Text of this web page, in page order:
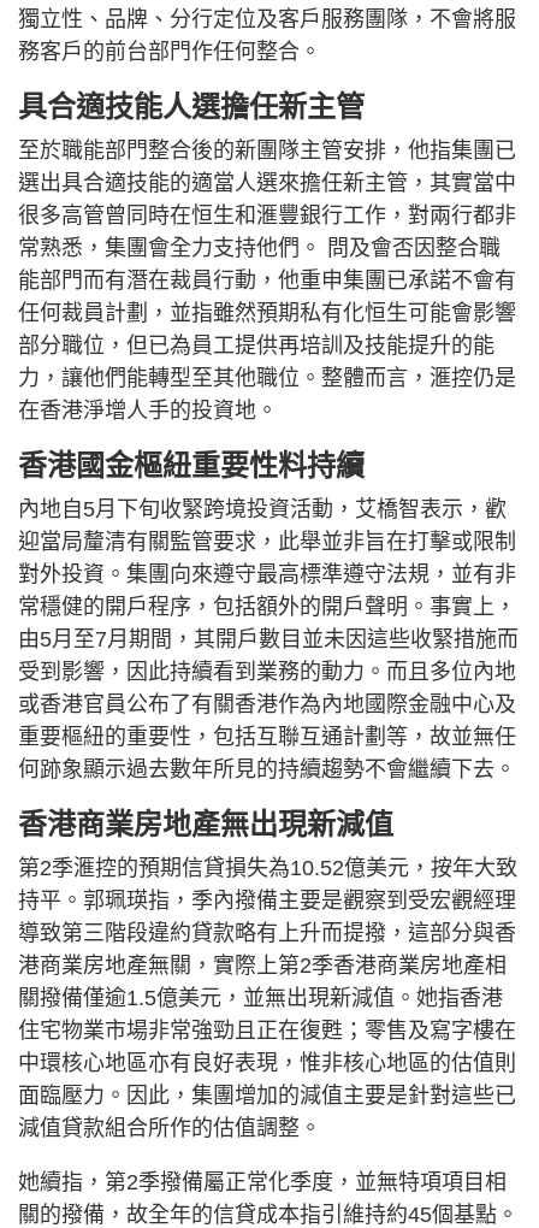
獨立性、品牌、分行定位及客戶服務團隊，不會將服
務客戶的前台部門作任何整合。
具合適技能人選擔任新主管
至於職能部門整合後的新團隊主管安排，他指集團已
選出具合適技能的適當人選來擔任新主管，其實當中
很多高管曾同時在恒生和滙豐銀行工作，對兩行都非
常熟悉，集團會全力支持他們。 問及會否因整合職
能部門而有潛在裁員行動，他重申集團已承諾不會有
任何裁員計劃，並指雖然預期私有化恒生可能會影響
部分職位，但已為員工提供再培訓及技能提升的能
力，讓他們能轉型至其他職位。整體而言，滙控仍是
在香港淨增人手的投資地。
香港國金樞紐重要性料持續
內地自5月下旬收緊跨境投資活動，艾橋智表示，歡
迎當局釐清有關監管要求，此舉並非旨在打擊或限制
對外投資。集團向來遵守最高標準遵守法規，並有非
常穩健的開戶程序，包括額外的開戶聲明。事實上，
由5月至7月期間，其開戶數目並未因這些收緊措施而
受到影響，因此持續看到業務的動力。而且多位內地
或香港官員公布了有關香港作為內地國際金融中心及
重要樞紐的重要性，包括互聯互通計劃等，故並無任
何跡象顯示過去數年所見的持續趨勢不會繼續下去。
香港商業房地產無出現新減值
第2季滙控的預期信貸損失為10.52億美元，按年大致
持平。郭珮瑛指，季內撥備主要是觀察到受宏觀經理
導致第三階段違約貸款略有上升而提撥，這部分與香
港商業房地產無關，實際上第2季香港商業房地產相
關撥備僅逾1.5億美元，並無出現新減值。她指香港
住宅物業市場非常強勁且正在復甦；零售及寫字樓在
中環核心地區亦有良好表現，惟非核心地區的估值則
面臨壓力。因此，集團增加的減值主要是針對這些已
減值貸款組合所作的估值調整。
她續指，第2季撥備屬正常化季度，並無特項項目相
關的撥備，故全年的信貸成本指引維持約45個基點。